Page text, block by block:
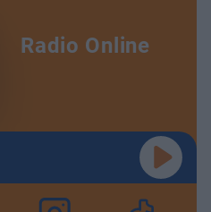
Radio Online